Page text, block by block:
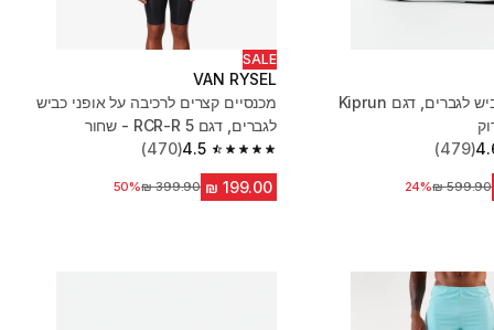
נעלי ריצת כביש לגברים, דגם Kiprun
(479)
מחיר לפני הנחה
24%
SALE
VAN RYSEL
מכנסיים קצרים לרכיבה על אופני כביש
לגברים, דגם RCR-R 5 - שחור
4.5
4.5 out of 5 stars from 470 reviews
(470)
מחיר לפני הנחה
50%